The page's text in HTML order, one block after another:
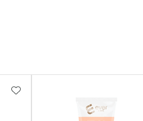
ADICIONAR AOS